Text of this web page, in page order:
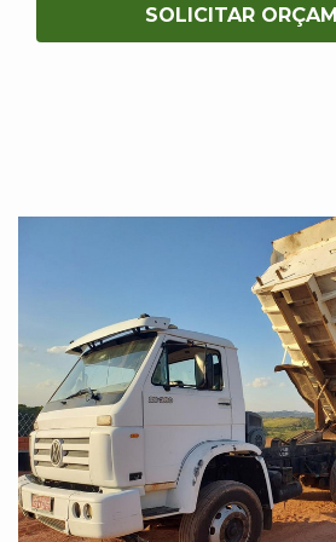
SOLICITAR